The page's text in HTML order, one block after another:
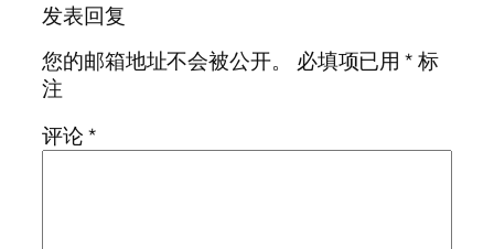
发表回复
您的邮箱地址不会被公开。
必填项已用*标
注
评论*